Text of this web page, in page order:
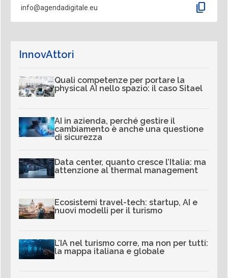
info@agendadigitale.eu content_copy
InnovAttori
Quali competenze per portare la
physical AI nello spazio: il caso Sitael
AI in azienda, perché gestire il
cambiamento è anche una questione
di sicurezza
Data center, quanto cresce l’Italia: ma
attenzione al thermal management
Ecosistemi travel-tech: startup, AI e
nuovi modelli per il turismo
L’IA nel turismo corre, ma non per tutti:
la mappa italiana e globale